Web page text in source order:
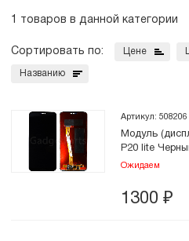
1 товаров в данной категории
Сортировать по: Цене
Названию
Артикул: 508206
Модуль
P20 lite
Ожидаем
1300 ₽